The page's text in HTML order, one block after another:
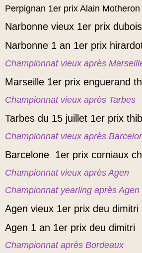
Perpignan 1er prix Alain
Narbonne vieux 1er prix
Narbonne 1 an 1er prix
Championnat vieux après
Marseille 1er prix enguerand
Championnat vieux après Tarbes
Tarbes du 15 juillet 1er prix
Championnat vieux après
Barcelone 1er prix corniaux
Championnat vieux après Agen
Championnat yearling après Agen
Agen vieux 1er prix deu dimitri
Agen 1 an 1er prix deu dimitri
Championnat après Bordeaux